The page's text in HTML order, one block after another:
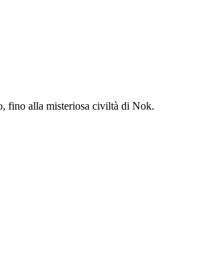
fino alla misteriosa civiltà di Nok.